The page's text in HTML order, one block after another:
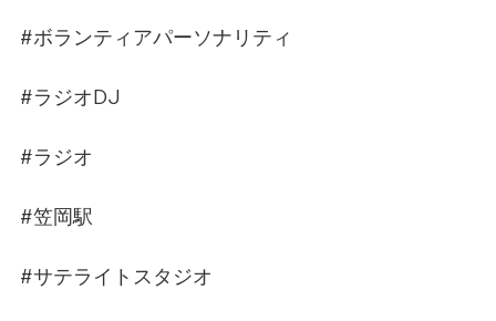
#ボランティアパーソナリティ
#ラジオDJ
#ラジオ
#笠岡駅
#サテライトスタジオ